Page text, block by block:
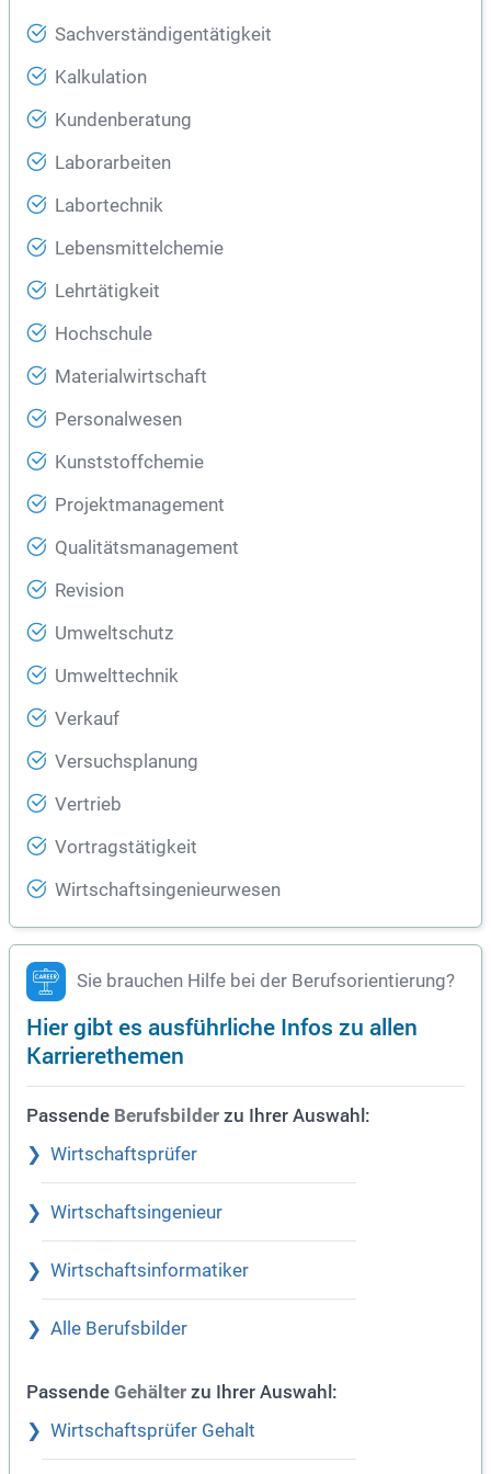
Sachverständigentätigkeit
Kalkulation
Kundenberatung
Laborarbeiten
Labortechnik
Lebensmittelchemie
Lehrtätigkeit
Hochschule
Materialwirtschaft
Personalwesen
Kunststoffchemie
Projektmanagement
Qualitätsmanagement
Revision
Umweltschutz
Umwelttechnik
Verkauf
Versuchsplanung
Vertrieb
Vortragstätigkeit
Wirtschaftsingenieurwesen
Sie brauchen Hilfe bei der Berufsorientierung?
Hier gibt es ausführliche Infos zu allen
Karrierethemen
Passende Berufsbilder zu Ihrer Auswahl:
Wirtschaftsprüfer
Wirtschaftsingenieur
Wirtschaftsinformatiker
Alle Berufsbilder
Passende Gehälter zu Ihrer Auswahl:
Wirtschaftsprüfer Gehalt